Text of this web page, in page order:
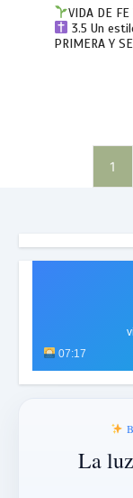
VIDA DE FE
3.5 Un
PRIMERA Y
1
07:17
La